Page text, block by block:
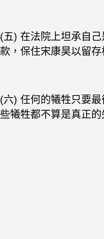
(五) 在法院上坦承自
款，保住宋康昊以留存
(六) 任何的犧牲只要
些犧牲都不算是真正的